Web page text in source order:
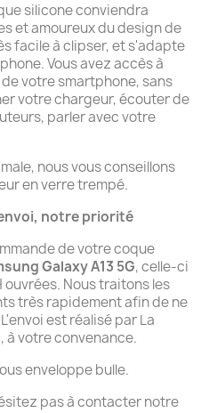
silicone conviendra
et amoureux du design de
facile à clipser, et s'adapte
Vous avez accès à
votre smartphone, sans
votre chargeur, écouter de
parler avec votre
nous vous conseillons
en verre trempé.
notre priorité
de votre coque
Galaxy A13 5G, celle-ci
Nous traitons les
très rapidement afin de ne
est réalisé par La
à votre convenance.
enveloppe bulle.
pas à contacter notre